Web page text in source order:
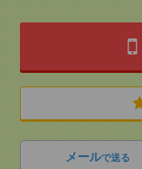
メールで送る